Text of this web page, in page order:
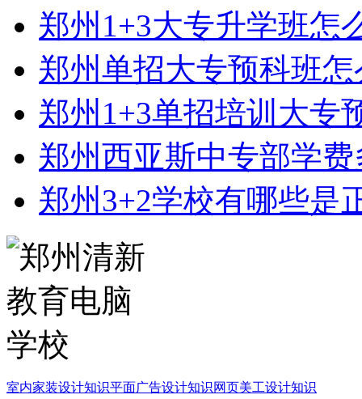
郑州1+3大专升学班怎
郑州单招大专预科班
郑州1+3单招培训大专
郑州西亚斯中专部学
郑州3+2学校有哪些是
室内家装设计知识平面广告设计知识网页美工设计知识